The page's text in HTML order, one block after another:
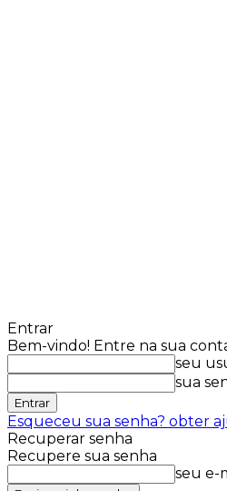
Entrar
Bem-vindo! Entre na sua
seu
sua
Esqueceu sua senha? obter
Recuperar senha
Recupere sua senha
seu e-